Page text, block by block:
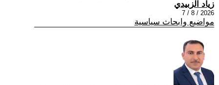
زياد الزبيدي
2026 / 8 / 7
مواضيع وابحاث سياسية